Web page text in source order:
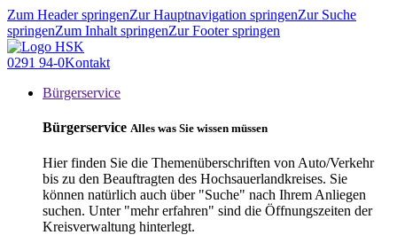
Zum Header springenZur Hauptnavigation springenZur Suche
springenZum Inhalt springenZur Footer springen
0291 94-0Kontakt
Bürgerservice
Bürgerservice Alles was Sie wissen müssen
Hier finden Sie die Themenüberschriften von Auto/Verkehr
bis zu den Beauftragten des Hochsauerlandkreises. Sie
können natürlich auch über "Suche" nach Ihrem Anliegen
suchen. Unter "mehr erfahren" sind die Öffnungszeiten der
Kreisverwaltung hinterlegt.